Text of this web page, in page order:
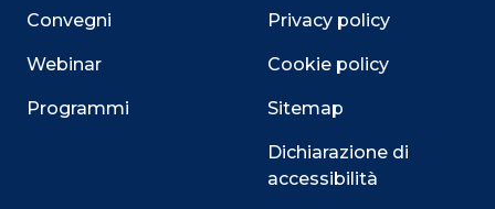
Convegni
Webinar
Programmi
Privacy policy
Cookie policy
Sitemap
Dichiarazione di
accessibilità